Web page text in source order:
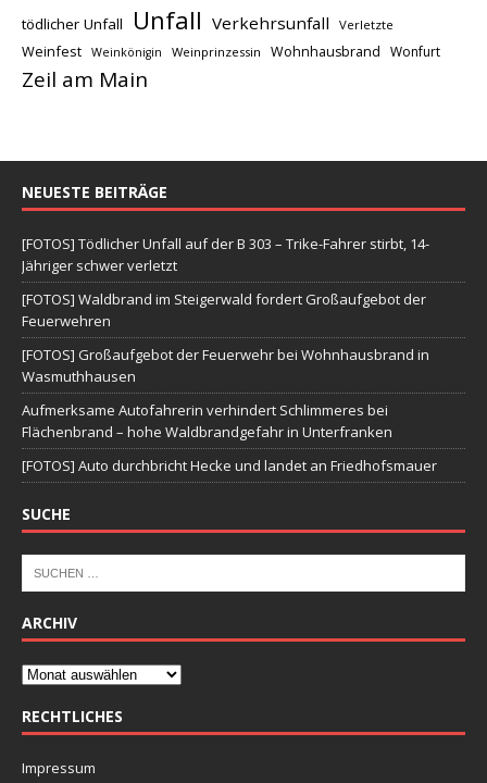
tödlicher Unfall Unfall Verkehrsunfall Verletzte
Weinfest Weinkönigin Weinprinzessin Wohnhausbrand Wonfurt
Zeil am Main
NEUESTE BEITRÄGE
[FOTOS] Tödlicher Unfall auf der B 303 – Trike-Fahrer stirbt, 14-
Jähriger schwer verletzt
[FOTOS] Waldbrand im Steigerwald fordert Großaufgebot der
Feuerwehren
[FOTOS] Großaufgebot der Feuerwehr bei Wohnhausbrand in
Wasmuthhausen
Aufmerksame Autofahrerin verhindert Schlimmeres bei
Flächenbrand – hohe Waldbrandgefahr in Unterfranken
[FOTOS] Auto durchbricht Hecke und landet an Friedhofsmauer
SUCHE
ARCHIV
RECHTLICHES
Impressum